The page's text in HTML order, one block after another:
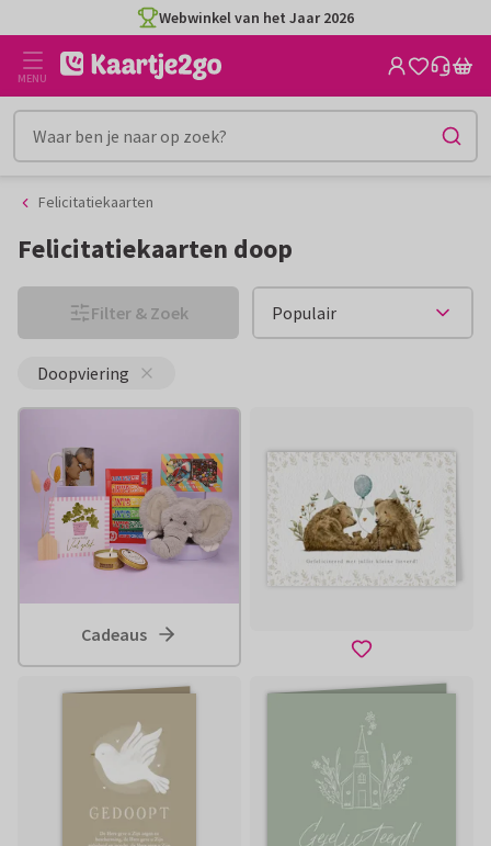
naar
inhoud
naar
het
filter
Webwinkel van het Jaar 2026
MENU
Felicitatiekaarten
Felicitatiekaarten doop
Filter & Zoek
Doopviering
Cadeaus